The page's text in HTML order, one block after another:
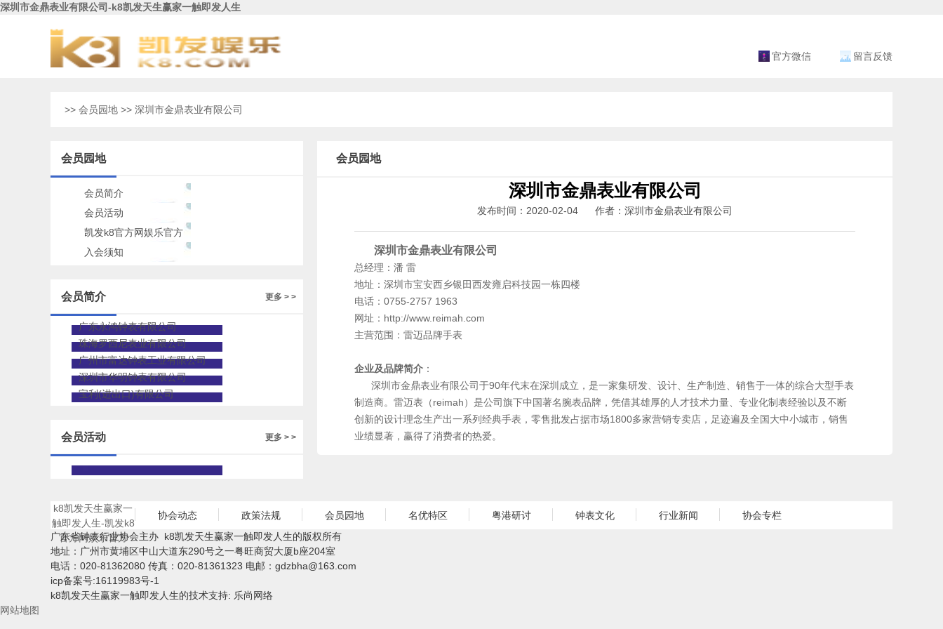
深圳市金鼎表业有限公司-k8凯发天生赢家一触即发人生
官方微信 留言反馈
>> 会员园地 >> 深圳市金鼎表业有限公司
会员园地
会员简介
会员活动
凯发k8官方网娱乐官方
的公告
入会须知
更多 > >
会员简介
广东永鸿钟表有限公司
珠海罗西尼表业有限公司
广州市富达钟表工业有限公司
深圳市华明钟表有限公司
宝利(进出口)有限公司
更多 > >
会员活动
会员园地
深圳市金鼎表业有限公司
发布时间：2020-02-04 作者：深圳市金鼎表业有限公司
深圳市金鼎表业有限公司
总经理：潘 雷
地址：深圳市宝安西乡银田西发雍启科技园一栋四楼
电话：0755-2757 1963
网址：http://www.reimah.com
主营范围：雷迈品牌手表
企业及品牌简介 ：
深圳市金鼎表业有限公司于90年代末在深圳成立，是一家集研发、设计、生产制造、销售于一体的综合大型手表
制造商。雷迈表（reimah）是公司旗下中国著名腕表品牌，凭借其雄厚的人才技术力量、专业化制表经验以及不断
创新的设计理念生产出一系列经典手表，零售批发占据市场1800多家营销专卖店，足迹遍及全国大中小城市，销售
业绩显著，赢得了消费者的热爱。
k8凯发天生赢家一
触即发人生-凯发k8
官方网娱乐官方
协会动态 政策法规 会员园地 名优特区 粤港研讨 钟表文化 行业新闻
协会专栏
广东省钟表行业协会主办 k8凯发天生赢家一触即发人生的版权所有
地址：广州市黄埔区中山大道东290号之一粤旺商贸大厦b座204室
电话：020-81362080 传真：020-81361323 电邮： gdzbha@163.com
icp备案号:16119983号-1
k8凯发天生赢家一触即发人生的技术支持: 乐尚网络
网站地图